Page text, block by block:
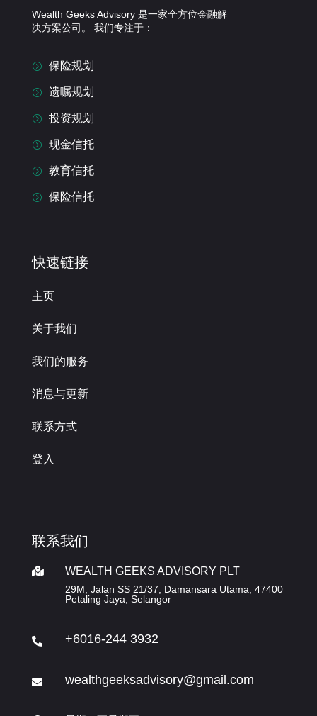
Wealth Geeks Advisory 是一家全方位金融解
决方案公司。 我们专注于：
= 保险规划
= 遗嘱规划
= 投资规划
= 现金信托
= 教育信托
= 保险信托
快速链接
主页
关于我们
我们的服务
消息与更新
联系方式
登入
联系我们
 WEALTH GEEKS ADVISORY PLT
29M, Jalan SS 21/37, Damansara Utama, 47400
Petaling Jaya, Selangor
 +6016-244 3932
 wealthgeeksadvisory@gmail.com